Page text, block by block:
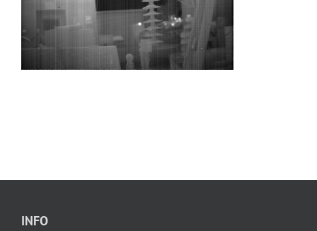
INFO